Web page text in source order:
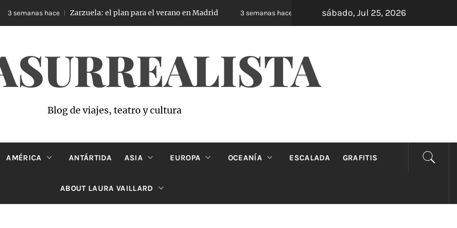
3 semanas hace Zarzuela: el plan para el verano en Madrid 3 semanas hace Oveja Negra: el unipersonal que se ríe de los
sábado, Jul 25, 2026
Blog de viajes, teatro y cultura
AMÉRICA ANTÁRTIDA ASIA EUROPA OCEANÍA ESCALADA GRAFITIS
ABOUT LAURA VAILLARD